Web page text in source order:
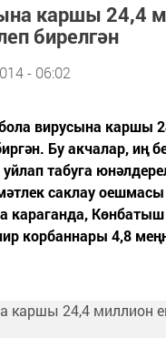
каршы 24,4
бирелгән
- 06:02
вирусына каршы
Бу акчалар, иң
табуга
саклау оешмасы
караганда,
корбаннары 4,8